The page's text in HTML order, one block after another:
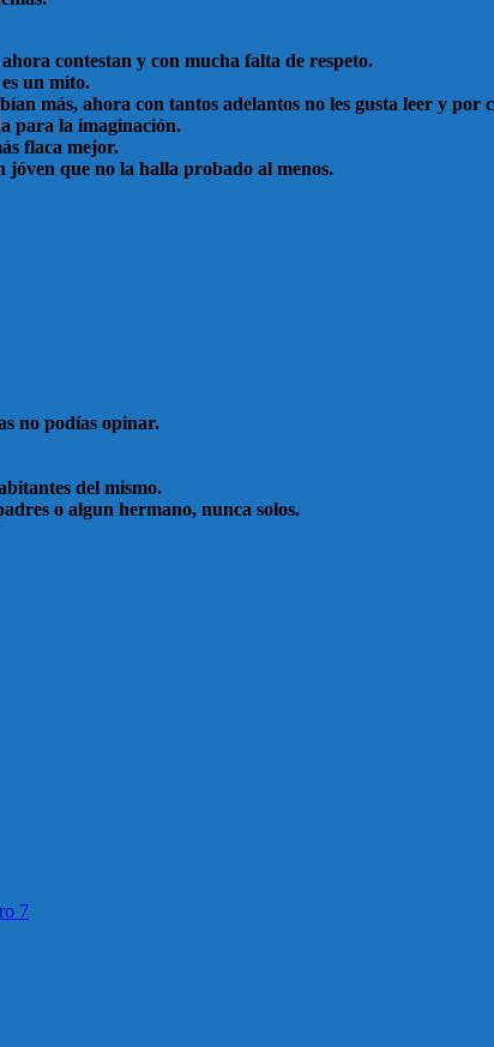
contestan y con mucha falta de respeto.
un mito.
más, ahora con tantos adelantos no les gusta leer y por
para la imaginación.
flaca mejor.
jóven que no la halla probado al menos.
no podías opinar.
del mismo.
o algun hermano, nunca solos.
7